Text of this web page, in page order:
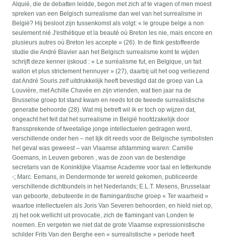
Alquié, die de debatten leidde, begon met zich af te vragen of men moest
spreken van een Belgisch surrealisme dan wel van het surrealisme in
België? Hij besloot zijn tussenkomst als volgt: « le groupe belge a non
seulement nié J'esthétique et la beauté où Breton les nie, mais encore en
plusieurs autres où Breton les accepte » (26). In de flink gestoffeerde
studie die André Blavier aan het Belgisch surrealisme komt te wijden
schrijft deze kenner ijskoud : « Le surréalisme fut, en Belgique, un fait
wallon et plus strictement hennuyer » (27), daarbij uit het oog verliezend
dat André Souris zelf uitdrukkelijk heeft bevestigd dat de groep van La
Louvière, met Achille Chavée en zijn vrienden, wat tien jaar na de
Brusselse groep tot stand kwam en reeds tot de tweede surrealistische
generatie behoorde (28). Wat mij betreft wil ik er toch op wijzen dat,
ongeacht het feit dat het surrealisme in België hoofdzakelijk door
franssprekende of tweetalige jonge intellectuelen gedragen werd,
verschillende onder hen – net Iijk dit reeds voor de Belgische symbolisten
het geval was geweest – van Vlaamse afstamming waren: Camille
Goemans, in Leuven geboren , was de zoon van de bestendige
secretaris van de Koninklijke Vlaamse Academie voor taal en letterkunde
-; Marc. Eemans, in Dendermonde ter wereld gekomen, publiceerde
verschillende dichtbundels in het Nederlands; E.L.T. Mesens, Brusselaar
van geboorte, debuteerde in de flamingantische groep « Ter waarheid »
waartoe intellectuelen als Joris Van Severen behoorden, en hield niet op,
zij het ook wellicht uit provocatie, zich de flamingant van Londen te
noemen. En vergeten we niet dat de grote Vlaamse expressionistische
schilder Frits Van den Berghe een « surrealistische » periode heeft